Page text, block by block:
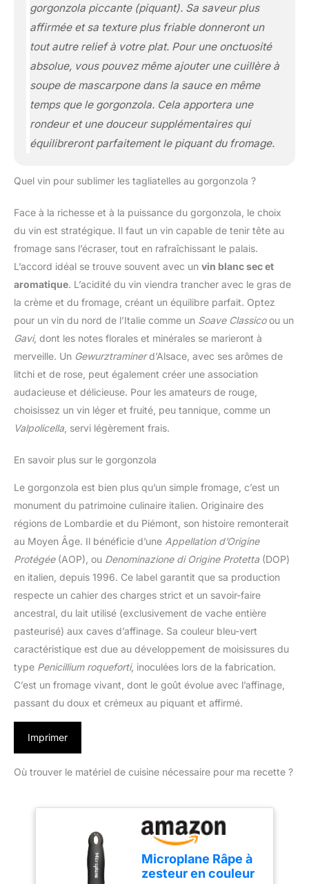
gorgonzola piccante(piquant). Sa saveur plus
affirmée et sa texture plus friable donneront un
tout autre relief à votre plat. Pour une onctuosité
absolue, vous pouvez même ajouter une cuillère à
soupe de mascarpone dans la sauce en même
temps que le gorgonzola. Cela apportera une
rondeur et une douceur supplémentaires qui
équilibreront parfaitement le piquant du fromage.
Quel vin pour sublimer les tagliatelles au gorgonzola ?
Face à la richesse et à la puissance du gorgonzola, le choix
du vin est stratégique. Il faut un vin capable de tenir tête au
fromage sans l’écraser, tout en rafraîchissant le palais.
L’accord idéal se trouve souvent avec un vin blanc sec et
aromatique. L’acidité du vin viendra trancher avec le gras de
la crème et du fromage, créant un équilibre parfait. Optez
pour un vin du nord de l’Italie comme un Soave Classicoou un
Gavi, dont les notes florales et minérales se marieront à
merveille. Un Gewurztraminerd’Alsace, avec ses arômes de
litchi et de rose, peut également créer une association
audacieuse et délicieuse. Pour les amateurs de rouge,
choisissez un vin léger et fruité, peu tannique, comme un
Valpolicella , servi légèrement frais.
En savoir plus sur le gorgonzola
Le gorgonzola est bien plus qu’un simple fromage, c’est un
monument du patrimoine culinaire italien. Originaire des
régions de Lombardie et du Piémont, son histoire remonterait
au Moyen Âge. Il bénéficie d’une Appellation d’Origine
Protégée(AOP), ou Denominazione di Origine Protetta (DOP)
en italien, depuis 1996. Ce label garantit que sa production
respecte un cahier des charges strict et un savoir-faire
ancestral, du lait utilisé (exclusivement de vache entière
pasteurisé) aux caves d’affinage. Sa couleur bleu-vert
caractéristique est due au développement de moisissures du
type Penicillium roqueforti, inoculées lors de la fabrication.
C’est un fromage vivant, dont le goût évolue avec l’affinage,
passant du doux et crémeux au piquant et affirmé.
Imprimer
Où trouver le matériel de cuisine nécessaire pour ma recette ?
Microplane Râpe à
zesteur en couleur